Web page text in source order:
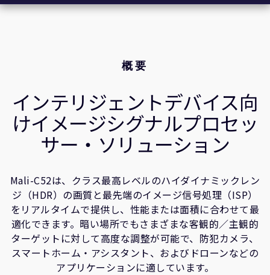
その他のお問い合わせ
研究連携
ウェブサイト
IR関連
グローバル本社
110 Fulbourn Road
Cambridge, UK
CB1 9NJ
Tel: + 44(1223) 400 400 [main reception]
Fax: + 44(1223) 400 410
概要
関連情報
概要
インテリジェントデバイス向
けイメージシグナルプロセッ
サー・ソリューション
Mali-C52は、クラス最高レベルのハイダイナミックレン
ジ（HDR）の画質と最先端のイメージ信号処理（ISP）
をリアルタイムで提供し、性能または面積に合わせて最
適化できます。暗い場所でもさまざまな客観的／主観的
ターゲットに対して高度な調整が可能で、防犯カメラ、
スマートホーム・アシスタント、およびドローンなどの
アプリケーションに適しています。